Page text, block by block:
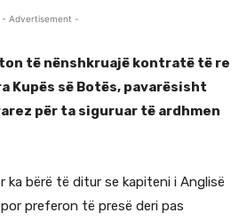
- Advertisement -
të nënshkruajë kontratë të re
Kupës së Botës, pavarësisht
për ta siguruar të ardhmen
ka bërë të ditur se kapiteni i Anglisë
preferon të presë deri pas